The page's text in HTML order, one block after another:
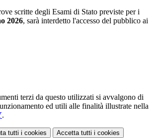
scritte degli Esami di Stato previste per i
2026, sarà interdetto l'accesso del pubblico ai
terzi da questo utilizzati si avvalgono di
ed utili alle finalità illustrate nella
.
tutti i cookies Accetta tutti i cookies